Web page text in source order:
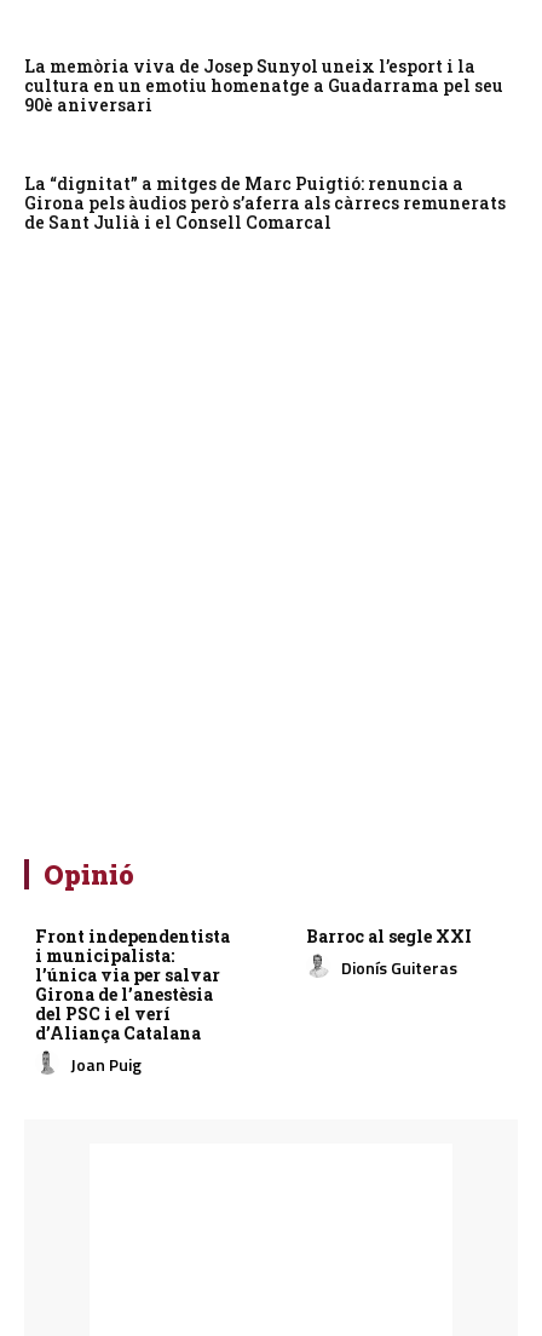
La memòria viva de Josep Sunyol uneix l’esport i la
cultura en un emotiu homenatge a Guadarrama pel seu
90è aniversari
La “dignitat” a mitges de Marc Puigtió: renuncia a
Girona pels àudios però s’aferra als càrrecs remunerats
de Sant Julià i el Consell Comarcal
Opinió
Front independentista
i municipalista:
l’única via per salvar
Girona de l’anestèsia
del PSC i el verí
d’Aliança Catalana
Joan Puig
Barroc al segle XXI
Dionís Guiteras